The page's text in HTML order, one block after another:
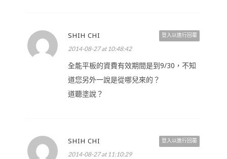
登入以進行回覆
SHIH CHI
2014-08-27 at 10:48:42
全能平板的資費有效期間是到9/30，不知
道您另外一說是從哪兒來的？
道聽塗說？
登入以進行回覆
SHIH CHI
2014-08-27 at 11:10:29